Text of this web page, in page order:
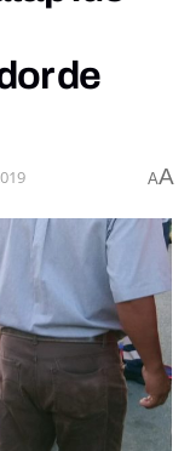
de
AA